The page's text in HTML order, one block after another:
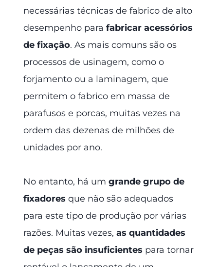
necessárias técnicas de fabrico de alto
desempenho para fabricar acessórios
de fixação. As mais comuns são os
processos de usinagem, como o
forjamento ou a laminagem, que
permitem o fabrico em massa de
parafusos e porcas, muitas vezes na
ordem das dezenas de milhões de
unidades por ano.
No entanto, há um grande grupo de
fixadores que não são adequados
para este tipo de produção por várias
razões. Muitas vezes, as quantidades
de peças são insuficientes para tornar